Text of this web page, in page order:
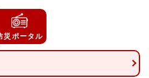
災ポータル